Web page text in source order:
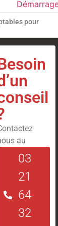
pour
au
03
21
64
32